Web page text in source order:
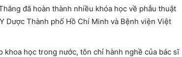
đã hoàn thành nhiều khóa học về phẫu thuật
Dược Thành phố Hồ Chí Minh và Bệnh viện Việt
khoa học trong nước, tôn chỉ hành nghề của bác sĩ